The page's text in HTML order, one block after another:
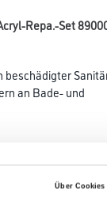
Über Cookies
Repa.-Set
beschädigter
an Bade- und